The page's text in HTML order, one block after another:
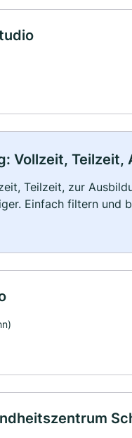
Vollzeit, Teilzeit,
Teilzeit, zur
Einfach filtern und